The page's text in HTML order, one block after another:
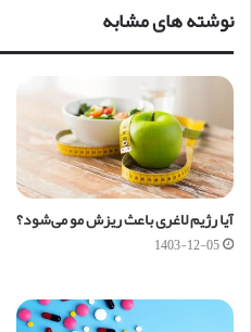
نوشته های مشابه
آیا رژیم لاغری باعث ریزش مو می‌شود؟
1403-12-05